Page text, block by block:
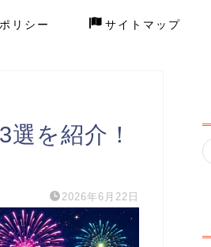
リシー サイトマップ
を紹介！
2026年6月22日